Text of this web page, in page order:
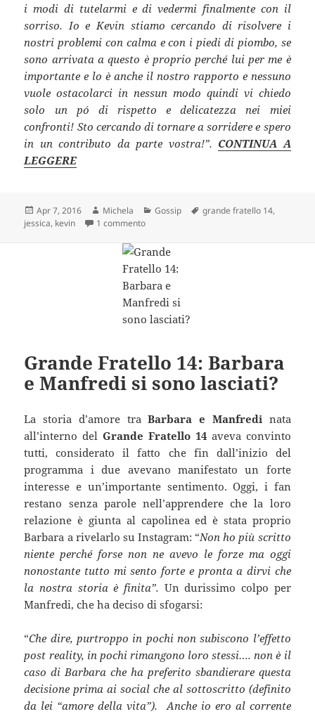
i modi di tutelarmi e di vedermi finalmente con il
sorriso. Io e Kevin stiamo cercando di risolvere i
nostri problemi con calma e con i piedi di piombo, se
sono arrivata a questo è proprio perché lui per me è
importante e lo è anche il nostro rapporto e nessuno
vuole ostacolarci in nessun modo quindi vi chiedo
solo un pó di rispetto e delicatezza nei miei
confronti! Sto cercando di tornare a sorridere e spero
in un contributo da parte vostra!”. CONTINUA A
LEGGERE
Scritto
il
Apr 7, 2016 Autore
Michela Categorie
Gossip Tag
grande fratello 14,
jessica, kevin 1 commentosu Grande Fratello 14: la confessione
Grande Fratello 14: Barbara
e Manfredi si sono lasciati?
La storia d’amore traBarbara e Manfredi nata
all’interno delGrande Fratello 14aveva convinto
tutti, considerato il fatto che fin dall’inizio del
programma i due avevano manifestato un forte
interesse e un’importante sentimento. Oggi, i fan
restano senza parole nell’apprendere che la loro
relazione è giunta al capolinea ed è stata proprio
Barbara a rivelarlo su Instagram: “Non ho più scritto
niente perché forse non ne avevo le forze ma oggi
nonostante tutto mi sento forte e pronta a dirvi che
la nostra storia è finita”. Un durissimo colpo per
Manfredi, che ha deciso di sfogarsi:
“Che dire, purtroppo in pochi non subiscono l’effetto
post reality, in pochi rimangono loro stessi…. non è il
caso di Barbara che ha preferito sbandierare questa
decisione prima ai social che al sottoscritto (definito
da lei “amore della vita”). Anche io ero al corrente